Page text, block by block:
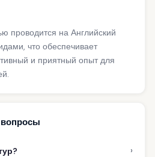
проводится на Английский
что обеспечивает
и приятный опыт для
вопросы
›